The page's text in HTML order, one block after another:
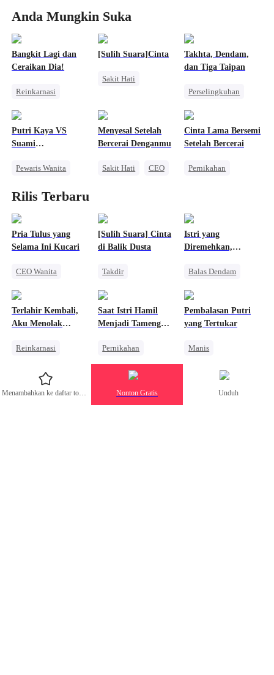
Anda Mungkin Suka
Bangkit Lagi dan
Ceraikan Dia!
Reinkarnasi
Balas Dendam
[Sulih Suara]Cinta
Sakit Hati
Penyesalan
CEO
Takhta, Dendam,
dan Tiga Taipan
Perselingkuhan
Keluarga
Putri Kaya VS
Suami
Pewaris Wanita
Wanita Kuat
Pembalasan
Menyesal Setelah
Bercerai Denganmu
Sakit Hati
CEO
Cinta Lama Bersemi
Setelah Bercerai
Pernikahan
Rilis Terbaru
Pria Tulus yang
Selama Ini Kucari
CEO Wanita
[Sulih Suara] Cinta
di Balik Dusta
Takdir
Istri yang
Diremehkan,
Konglomerat
Balas Dendam
CEO Wanita
Terlahir Kembali,
Aku Menolak
Reinkarnasi
Penyesalan
Mengejar Istri
Saat Istri Hamil
Menjadi Tameng
Pernikahan
Reinkarnasi
Balas Dendam
Mafia
Pembalasan Putri
yang Tertukar
Manis
Saling Kejar
Menambahkan ke daftar tontonan Nonton Gratis Unduh